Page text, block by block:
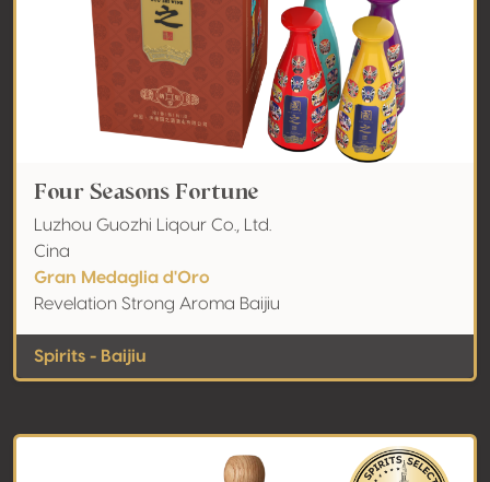
Four Seasons Fortune
Luzhou Guozhi Liqour Co., Ltd.
Cina
Gran Medaglia d'Oro
Revelation Strong Aroma Baijiu
Spirits - Baijiu